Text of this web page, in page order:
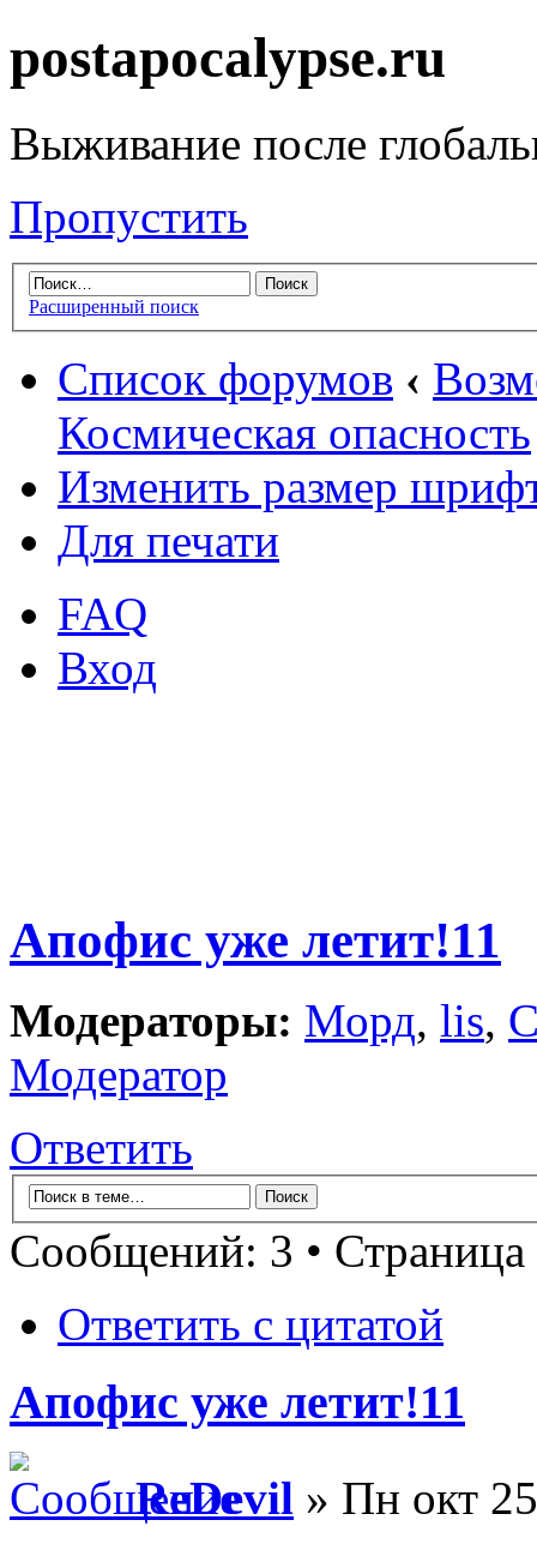
postapocalypse.ru
Выживание после
Пропустить
Расширенный поиск
Список форумов ‹
Космическая опасность
Изменить размер
Для печати
FAQ
Вход
Апофис уже летит!11
Модераторы: Морд, lis,
Модератор
Ответить
Сообщений: 3 • Страница
Ответить с цитатой
Апофис уже летит!11
ReDevil » Пн окт